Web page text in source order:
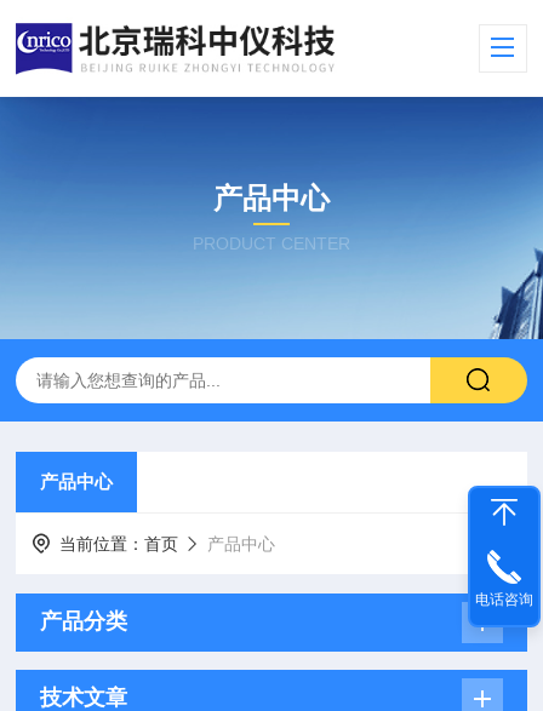
产品中心
PRODUCT CENTER
产品中心
当前位置：首页 产品中心
产品分类
技术文章
电话咨询